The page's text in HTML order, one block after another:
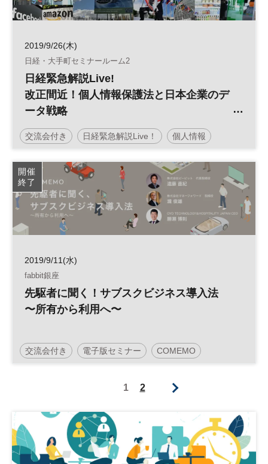
2019/9/26(木)
日経・大手町セミナールーム2
日経緊急解説Live!
改正間近！個人情報保護法と日本企業のデ
ータ戦略
／日経ビジネススクール
交流会付き 日経緊急解説Live！ 個人情報
日経ビジネススクール データ戦略
平日夜開催
開催
終了
2019/9/11(水)
fabbit銀座
先駆者に聞く！サブスクビジネス導入法
〜所有から利用へ〜
交流会付き 電子版セミナー COMEMO
1 2